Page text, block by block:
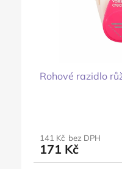
Rohové razidlo
141 Kč bez DPH
171 Kč